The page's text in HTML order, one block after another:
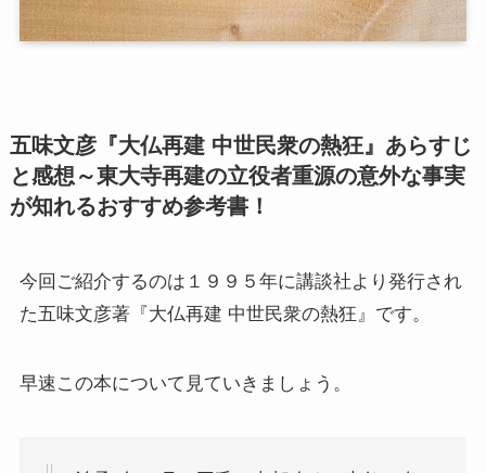
仏教コラム＋α
仏教コラム・法話
僧侶の日記
五味文彦『大仏再建 中世民衆の熱狂』あらすじ
と感想～東大寺再建の立役者重源の意外な事実
が知れるおすすめ参考書！
今回ご紹介するのは１９９５年に講談社より発行され
た五味文彦著『大仏再建 中世民衆の熱狂』です。
早速この本について見ていきましょう。